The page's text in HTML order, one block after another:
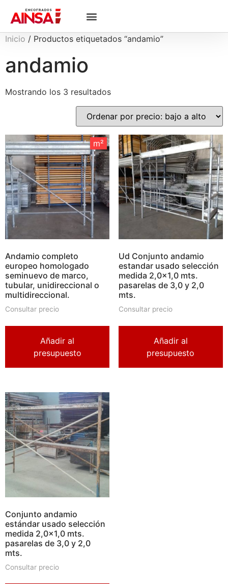
Inicio / Productos etiquetados “andamio”
andamio
Mostrando los 3 resultados
m²
m²
Andamio completo
europeo homologado
seminuevo de marco,
tubular, unidireccional o
multidireccional.
Consultar precio
Añadir al
presupuesto
Ud Conjunto andamio
estandar usado selección
medida 2,0×1,0 mts.
pasarelas de 3,0 y 2,0
mts.
Consultar precio
Añadir al
presupuesto
Conjunto andamio
estándar usado selección
medida 2,0×1,0 mts.
pasarelas de 3,0 y 2,0
mts.
Consultar precio